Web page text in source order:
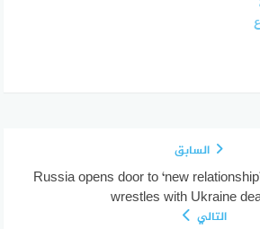
السابق
Russia opens door to ‘new
wrestles with Ukraine
التالي